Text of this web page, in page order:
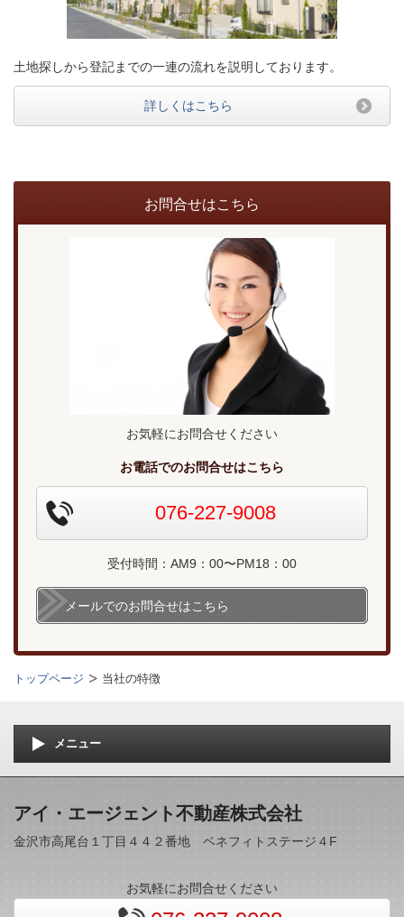
土地探しから登記までの一連の流れを説明しております。
詳しくはこちら
お問合せはこちら
お気軽にお問合せください
お電話でのお問合せはこちら
076-227-9008
受付時間：AM9：00〜PM18：00
メールでのお問合せはこちら
トップページ 当社の特徴
メニュー
アイ・エージェント不動産株式会社
金沢市高尾台１丁目４４２番地 ベネフィトステージ４F
お気軽にお問合せください